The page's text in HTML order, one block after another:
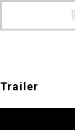
Trailer